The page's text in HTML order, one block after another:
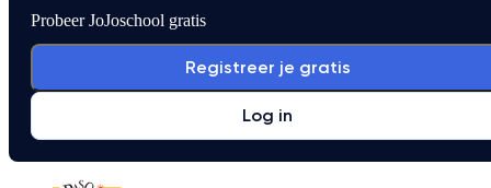
Probeer JoJoschool gratis
Registreer je gratis
Log in